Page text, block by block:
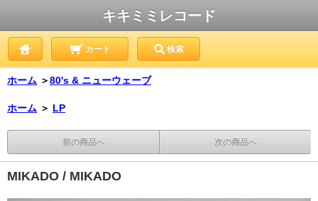
キキミミレコード
カート 検索
ホーム ＞80's & ニューウェーブ
ホーム ＞ LP
前の商品へ 次の商品へ
MIKADO / MIKADO